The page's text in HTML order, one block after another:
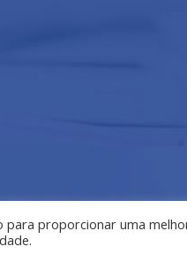
para proporcionar uma